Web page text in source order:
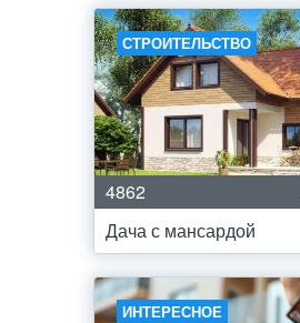
СТРОИТЕЛЬСТВО
4862
Дача с мансардой
ИНТЕРЕСНОЕ